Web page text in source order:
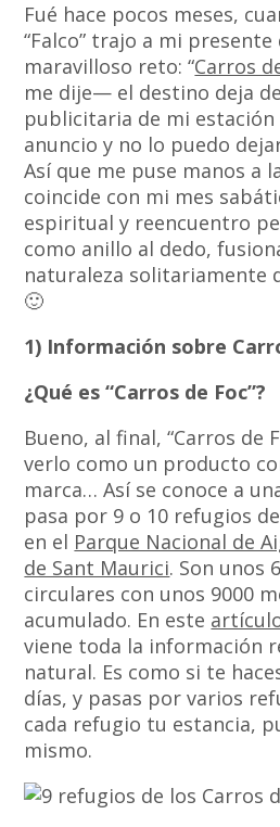
Fué hace pocos meses,
“Falco” trajo a mi
maravilloso reto: “Carros
me dije— el destino deja
publicitaria de mi
anuncio y no lo puedo
Así que me puse manos a
coincide con mi mes
espiritual y reencuentro
como anillo al dedo,
naturaleza solitariamente
🙂
1) Información sobre
¿Qué es “Carros de Foc”?
Bueno, al final, “Carros de
verlo como un producto
marca… Así se conoce a
pasa por 9 o 10 refugios
en el Parque Nacional de
de Sant Maurici. Son unos
circulares con unos 9000
acumulado. En este
viene toda la información
natural. Es como si te
días, y pasas por varios
cada refugio tu estancia,
mismo.